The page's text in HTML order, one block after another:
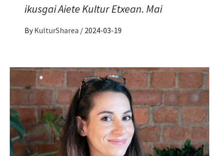
ikusgai Aiete Kultur Etxean. Mai
By KulturSharea / 2024-03-19